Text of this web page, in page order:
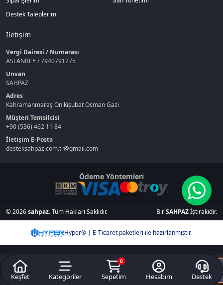
1,072.28
TL
Gelince Haber
Keşfet Kategoriler
0
Sepetim Hesabım Destek
Destek Taleplerim
İletişim
Vergi Dairesi / Numarası
ASLANBEY / 7940791275
Unvan
SAHPAZ
Adres
Kahramanmaraş Onikişubat Osman Gazi
Müşteri Temsilcisi
+90 (536) 462 11 84
İletişim E-Posta
desteksahpaz.com.tr@gmail.com
Ödeme Yöntemleri
© 2026sahpaz. Tüm Hakları Saklıdır. BirSAHPAZİştirakidir.
Hyper® | E-Ticaret paketleri ile hazırlanmıştır.